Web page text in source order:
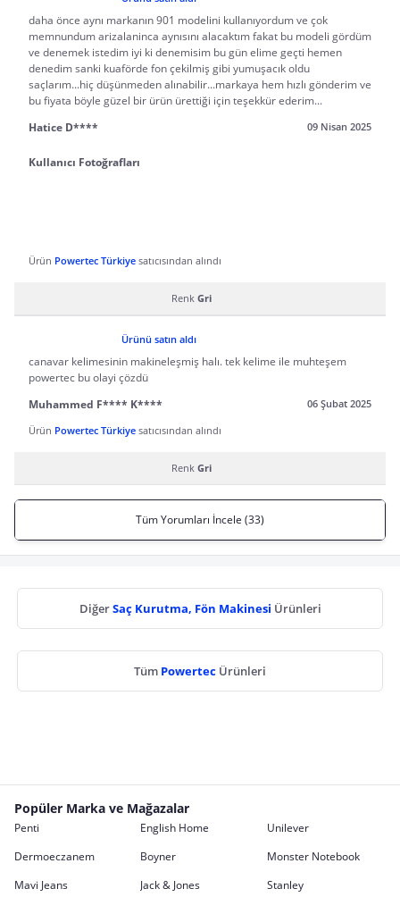
daha önce aynı markanın 901 modelini kullanıyordum ve çok
memnundum arizalaninca aynısını alacaktım fakat bu modeli gördüm
ve denemek istedim iyi ki denemisim bu gün elime geçti hemen
denedim sanki kuaförde fon çekilmiş gibi yumuşacık oldu
saçlarım...hiç düşünmeden alınabilir...markaya hem hızlı gönderim ve
bu fiyata böyle güzel bir ürün ürettiği için teşekkür ederim...
Hatice D****
09 Nisan 2025
Kullanıcı Fotoğrafları
Ürün Powertec Türkiye satıcısından alındı
Renk Gri
Ürünü satın aldı
canavar kelimesinin makineleşmiş halı. tek kelime ile muhteşem
powertec bu olayi çözdü
Muhammed F**** K****
06 Şubat 2025
Ürün Powertec Türkiye satıcısından alındı
Renk Gri
Tüm Yorumları İncele (33)
DiğerSaç Kurutma, Fön Makinesi Ürünleri
Tüm Powertec Ürünleri
Popüler Marka ve Mağazalar
Penti English Home
Unilever
Dermoeczanem
Boyner
Monster Notebook
Mavi Jeans
Jack & Jones
Stanley